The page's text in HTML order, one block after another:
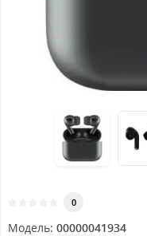
0
Модель: 00000041934